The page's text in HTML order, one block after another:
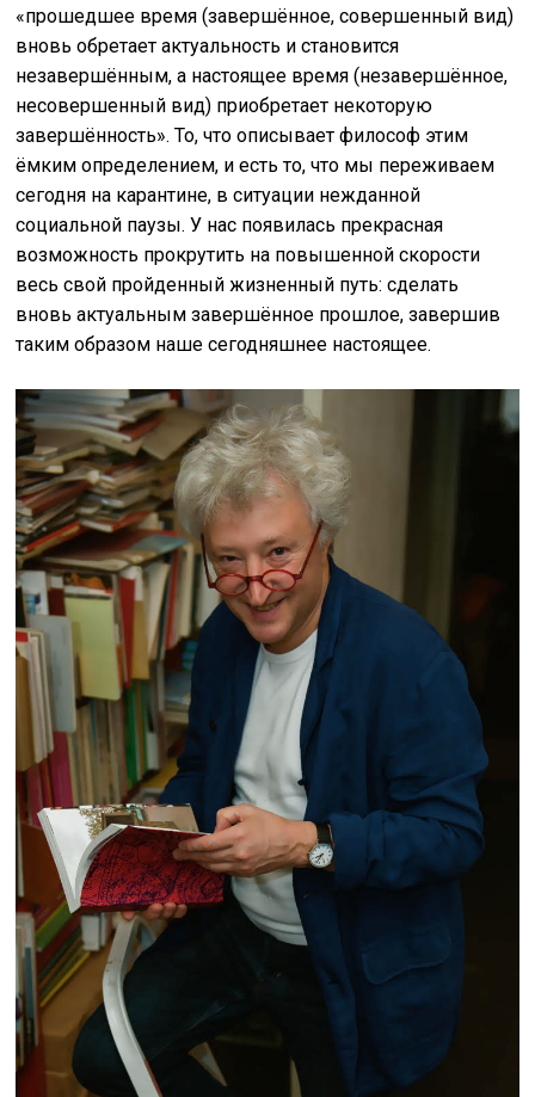
«прошедшее время (завершённое, совершенный вид)
вновь обретает актуальность и становится
незавершённым, а настоящее время (незавершённое,
несовершенный вид) приобретает некоторую
завершённость». То, что описывает философ этим
ёмким определением, и есть то, что мы переживаем
сегодня на карантине, в ситуации нежданной
социальной паузы. У нас появилась прекрасная
возможность прокрутить на повышенной скорости
весь свой пройденный жизненный путь: сделать
вновь актуальным завершённое прошлое, завершив
таким образом наше сегодняшнее настоящее.